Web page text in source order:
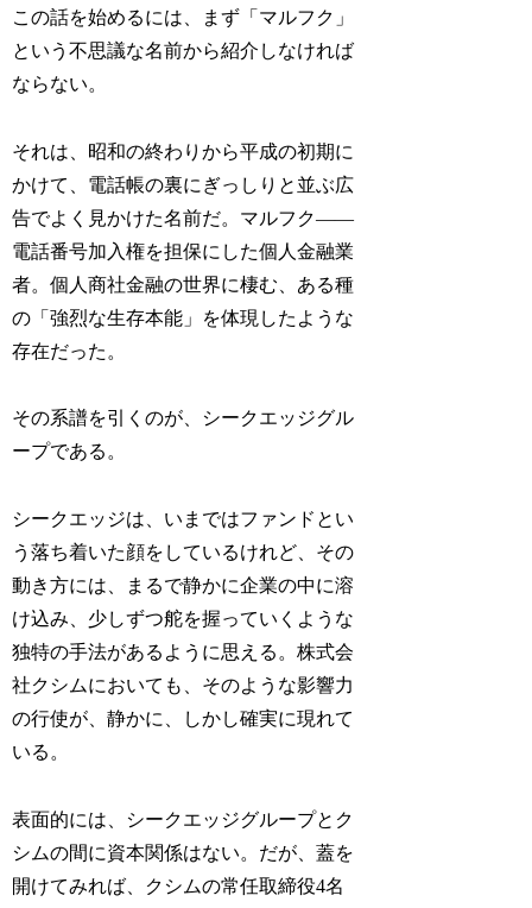
この話を始めるには、まず「マルフク」
という不思議な名前から紹介しなければ
ならない。
それは、昭和の終わりから平成の初期に
かけて、電話帳の裏にぎっしりと並ぶ広
告でよく見かけた名前だ。マルフク——
電話番号加入権を担保にした個人金融業
者。個人商社金融の世界に棲む、ある種
の「強烈な生存本能」を体現したような
存在だった。
その系譜を引くのが、シークエッジグル
ープである。
シークエッジは、いまではファンドとい
う落ち着いた顔をしているけれど、その
動き方には、まるで静かに企業の中に溶
け込み、少しずつ舵を握っていくような
独特の手法があるように思える。株式会
社クシムにおいても、そのような影響力
の行使が、静かに、しかし確実に現れて
いる。
表面的には、シークエッジグループとク
シムの間に資本関係はない。だが、蓋を
開けてみれば、クシムの常任取締役4名